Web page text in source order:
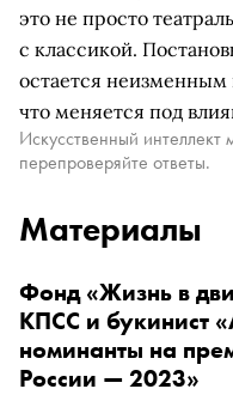
это не просто
с классикой.
остается неизменным
что меняется под
Искусственный
перепроверяйте ответы.
Материалы
Фонд «Жизнь в
КПСС и букинист
номинанты на
России — 2023»